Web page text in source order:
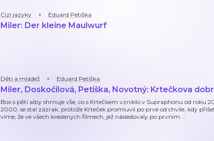
Cizí jazyky Eduard Petiška
Miler: Der kleine Maulwurf
Děti a mládež Eduard Petiška
Miler, Doskočilová, Petiška, Novotný: Krtečkova
Box s pěti alby shrnuje vše, co s Krtečkem vzniklo v Supraphonu od roku
2000, se stal zázrak, protože Krteček promluvil po prvé od chvíle, kdy
víme, že ve všech kreslených filmech, jež následovaly po prvním …